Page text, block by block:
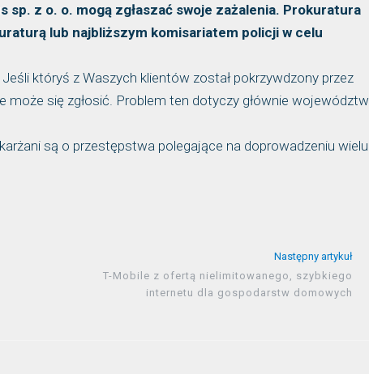
sp. z o. o. mogą zgłaszać swoje zażalenia. Prokuratura
lub najbliższym komisariatem policji w celu
któryś z Waszych klientów został pokrzywdzony przez
się zgłosić. Problem ten dotyczy głównie województw
są o przestępstwa polegające na doprowadzeniu wielu
Następny artykuł
T-Mobile z ofertą nielimitowanego, szybkiego
internetu dla gospodarstw domowych